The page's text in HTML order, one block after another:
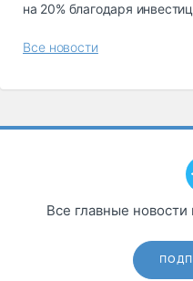
на 20% благодаря
Все новости
Все главные